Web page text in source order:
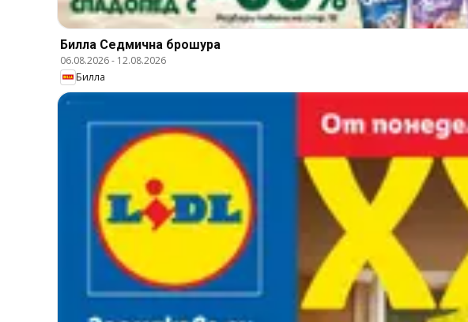
Билла Cедмична брошура
06.08.2026- 12.08.2026
Билла